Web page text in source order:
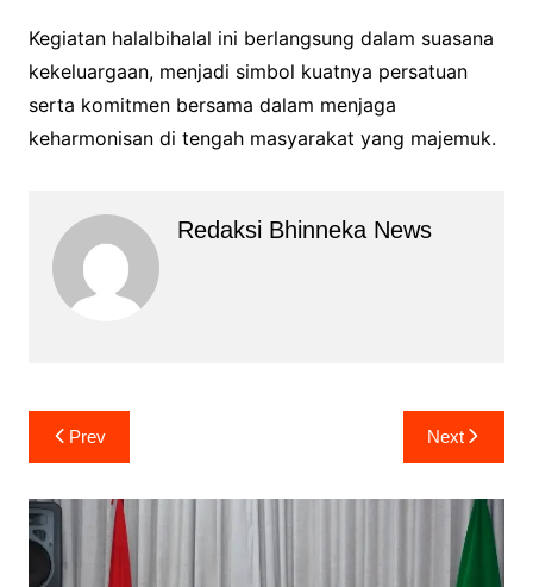
Kegiatan halalbihalal ini berlangsung dalam suasana
kekeluargaan, menjadi simbol kuatnya persatuan
serta komitmen bersama dalam menjaga
keharmonisan di tengah masyarakat yang majemuk.
Redaksi Bhinneka News
Navigasi
pos
Prev Next